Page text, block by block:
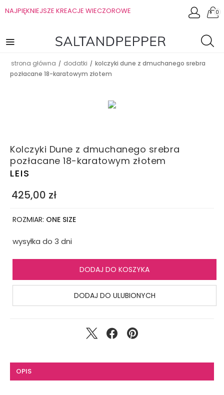
NAJPIĘKNIEJSZE KREACJE WIECZOROWE 0
strona główna / dodatki / kolczyki dune z dmuchanego srebra
pozłacane 18-karatowym złotem
Kolczyki Dune z dmuchanego srebra
pozłacane 18-karatowym złotem
LEIS
425,00 zł
ROZMIAR: ONE SIZE
wysyłka do 3 dni
DODAJ DO KOSZYKA
DODAJ DO ULUBIONYCH
OPIS